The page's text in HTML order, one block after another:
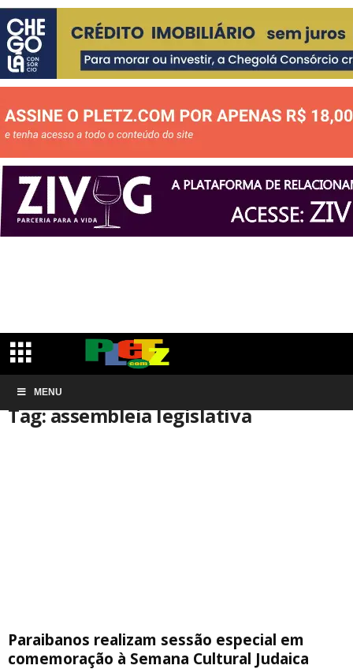
MENU
Início Tags
Tag: assembleia legislativa
Paraibanos realizam sessão especial em
comemoração à Semana Cultural Judaica